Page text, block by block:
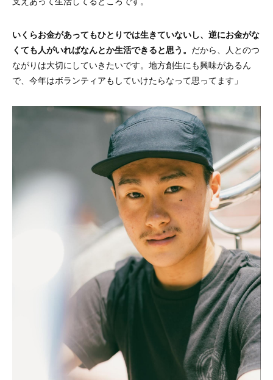
いくらお金があってもひとりでは生きていないし、逆にお金がな
くても人がいればなんとか生活できると思う。 だから、人とのつ
ながりは大切にしていきたいです。地方創生にも興味があるん
で、今年はボランティアもしていけたらなって思ってます」